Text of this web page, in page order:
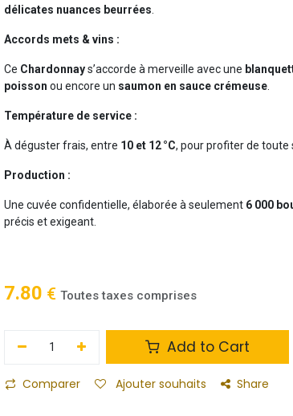
délicates nuances beurrées
Accords mets & vins :
Ce Chardonnays’accorde à merveille avec une
poisson ou encore un saumon en sauce crémeuse
Température de service :
À déguster frais, entre 10 et 12 °C, pour profiter de toute
Production :
Une cuvée confidentielle, élaborée à seulement 6 000
précis et exigeant.
7.80 € Toutes taxes comprises
Add to Cart
Comparer Ajouter souhaits Share